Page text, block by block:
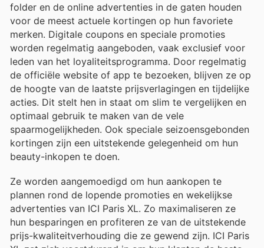
folder en de online advertenties in de gaten houden
voor de meest actuele kortingen op hun favoriete
merken. Digitale coupons en speciale promoties
worden regelmatig aangeboden, vaak exclusief voor
leden van het loyaliteitsprogramma. Door regelmatig
de officiële website of app te bezoeken, blijven ze op
de hoogte van de laatste prijsverlagingen en tijdelijke
acties. Dit stelt hen in staat om slim te vergelijken en
optimaal gebruik te maken van de vele
spaarmogelijkheden. Ook speciale seizoensgebonden
kortingen zijn een uitstekende gelegenheid om hun
beauty-inkopen te doen.
Ze worden aangemoedigd om hun aankopen te
plannen rond de lopende promoties en wekelijkse
advertenties van ICI Paris XL. Zo maximaliseren ze
hun besparingen en profiteren ze van de uitstekende
prijs-kwaliteitverhouding die ze gewend zijn. ICI Paris